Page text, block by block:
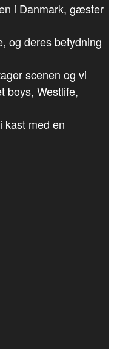
i Danmark, gæster
og deres betydning
scenen og vi
boys, Westlife,
kast med en